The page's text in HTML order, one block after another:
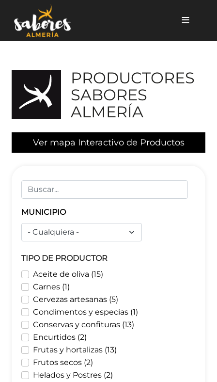
Listado de Productores
PRODUCTORES
SABORES
ALMERÍA
Ver mapa Interactivo de Productos
MUNICIPIO
TIPO DE PRODUCTOR
Aceite de oliva (15)
Carnes (1)
Cervezas artesanas (5)
Condimentos y especias (1)
Conservas y confituras (13)
Encurtidos (2)
Frutas y hortalizas (13)
Frutos secos (2)
Helados y Postres (2)